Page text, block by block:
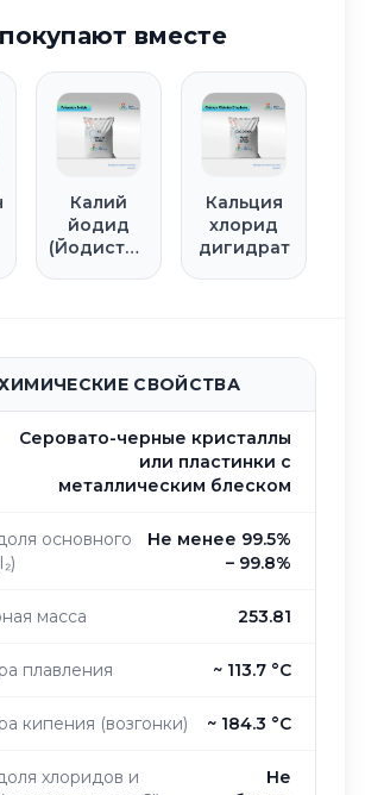
вместе
Калий
йодид
(Йодистый
Кальция
хлорид
дигидрат
СВОЙСТВА
Серовато-черные кристаллы
или пластинки с
металлическим блеском
основного
Не менее 99.5%
– 99.8%
масса 253.81
плавления ~ 113.7 °C
кипения (возгонки) ~ 184.3 °C
хлоридов и
Не